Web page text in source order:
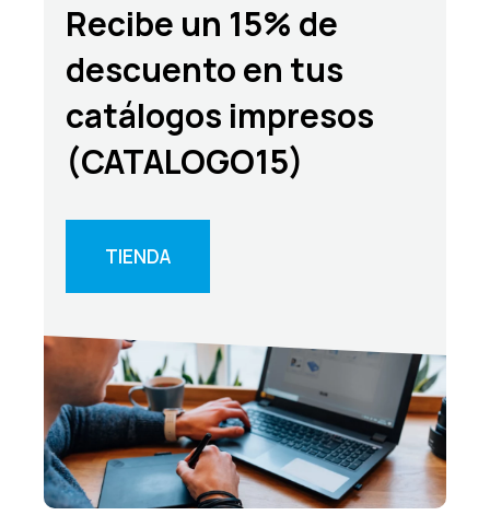
Recibe un 15% de
descuento en tus
catálogos impresos
(CATALOGO15)
TIENDA